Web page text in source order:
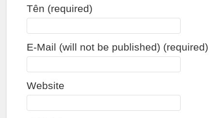
Tên (required)
E-Mail (will not be published) (required)
Website